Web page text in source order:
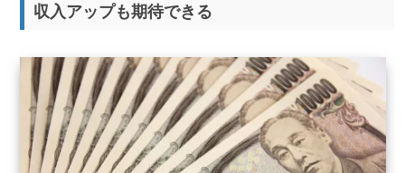
収入アップも期待できる